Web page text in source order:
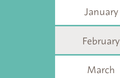
January
February
March